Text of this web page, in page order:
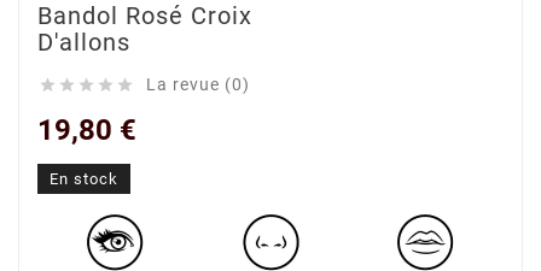
Bandol Rosé Croix
D'allons
     La revue (0)
19,80 €
En stock